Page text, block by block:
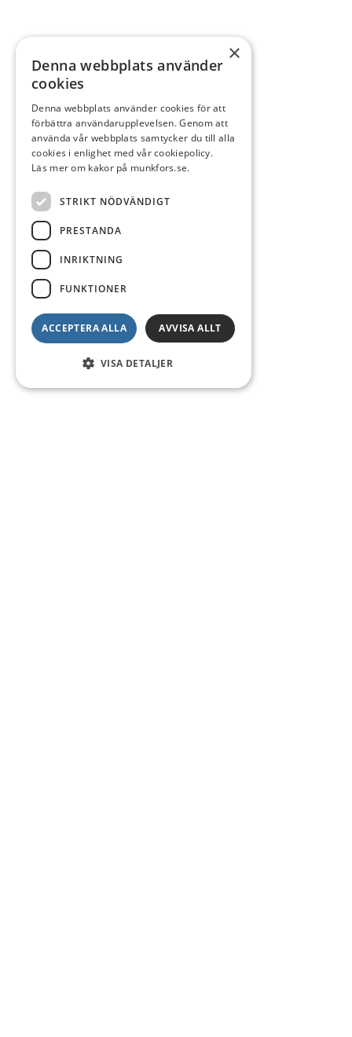
×
Denna webbplats använder
cookies
Denna webbplats använder cookies för att
förbättra användarupplevelsen. Genom att
använda vår webbplats samtycker du till alla
cookies i enlighet med vår cookiepolicy.
Läs mer om kakor på munkfors.se.
STRIKT NÖDVÄNDIGT
PRESTANDA
INRIKTNING
FUNKTIONER
ACCEPTERA ALLA AVVISA ALLT
VISA DETALJER